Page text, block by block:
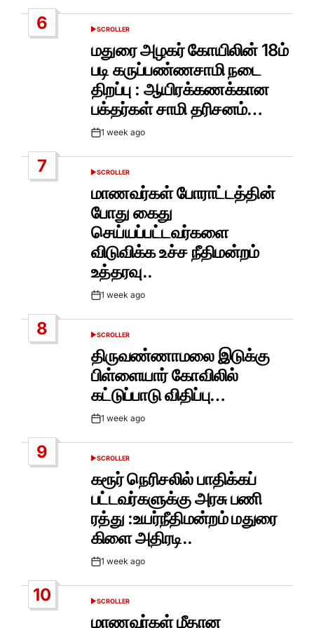
6
POSTED
SCROLLER
மதுரை அழகர் கோயிலின் 18ம்
படி கருப்பண்ணசாமி நடை
திறப்பு : ஆயிரக்கணக்கான
பக்தர்கள் சாமி தரிசனம்…
Post1 week ago
7
POSTED
SCROLLER
மாணவர்கள் போராட்டத்தின்
போது கைது
செய்யப்பட்டவர்களை
விடுவிக்க உச்ச நீதிமன்றம்
உத்தரவு..
Post1 week ago
8
POSTED
SCROLLER
திருவண்ணாமலை இடுக்கு
பிள்ளையார் கோவிலில்
கட்டுப்பாடு விதிப்பு…
Post1 week ago
9
POSTED
SCROLLER
கரூர் நெரிசலில் பாதிக்கப்
பட்டவர்களுக்கு அரசு பணி
ரத்து :உயர்நீதிமன்றம் மதுரை
கிளை அதிரடி..
Post1 week ago
10
POSTED
SCROLLER
மாணவர்கள் மீதான